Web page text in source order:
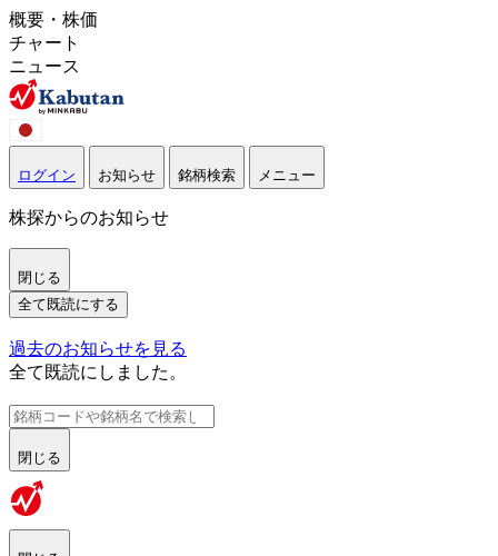
概要・株価
チャート
ニュース
ログイン お知らせ 銘柄検索 メニュー
株探からのお知らせ
閉じる
全て既読にする
過去のお知らせを見る
全て既読にしました。
閉じる